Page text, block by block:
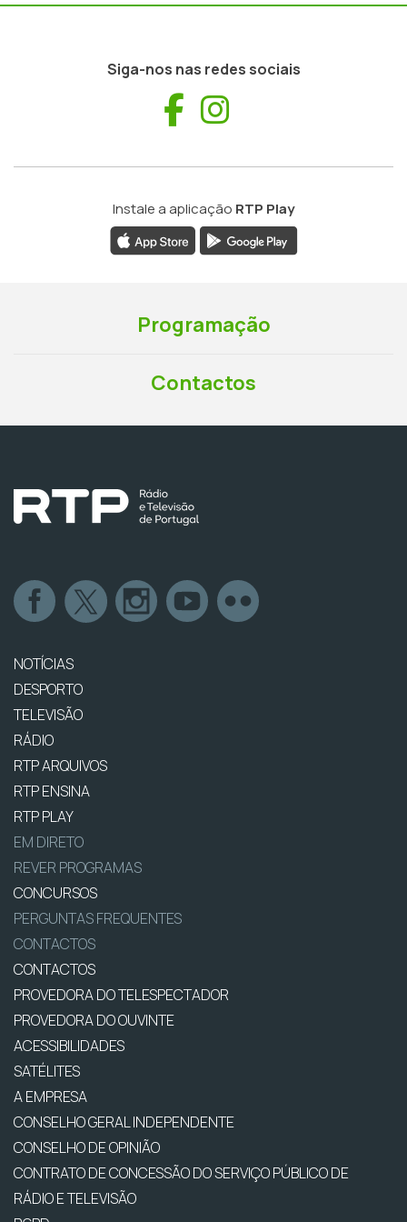
Siga-nos nas redes sociais
Facebook
Instale a aplicação RTP Play
Programação
Contactos
NOTÍCIAS
DESPORTO
TELEVISÃO
RÁDIO
RTP ARQUIVOS
RTP ENSINA
RTP PLAY
EM DIRETO
REVER PROGRAMAS
CONCURSOS
PERGUNTAS FREQUENTES
CONTACTOS
CONTACTOS
PROVEDORA DO TELESPECTADOR
PROVEDORA DO OUVINTE
ACESSIBILIDADES
SATÉLITES
A EMPRESA
CONSELHO GERAL INDEPENDENTE
CONSELHO DE OPINIÃO
CONTRATO DE CONCESSÃO DO SERVIÇO PÚBLICO DE
RÁDIO E TELEVISÃO